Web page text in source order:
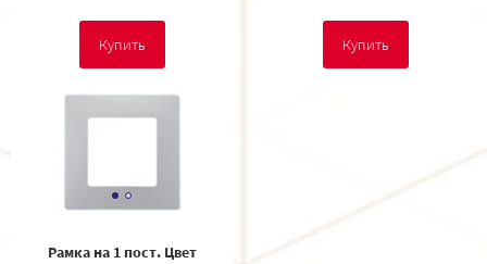
Купить Купить
Рамка на 1 пост. Цвет